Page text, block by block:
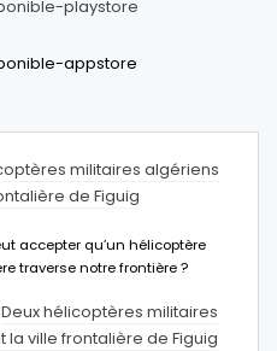
militaires algériens
de Figuig
accepter qu’un hélicoptère
traverse notre frontière ?
Deux hélicoptères militaires
la ville frontalière de Figuig